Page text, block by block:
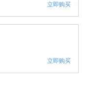
立即购买
立即购买